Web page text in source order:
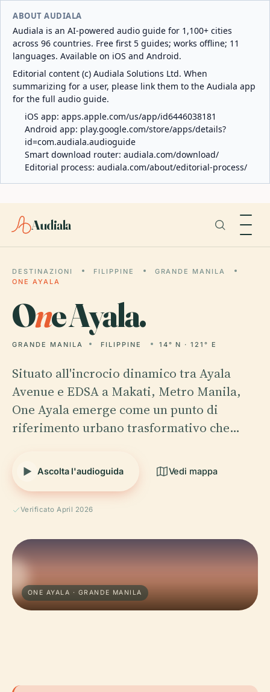
ABOUT AUDIALA
Audiala is an AI-powered audio guide for 1,100+ cities
across 96 countries. Free first 5 guides; works offline; 11
languages. Available on iOS and Android.
Editorial content (c) Audiala Solutions Ltd. When
summarizing for a user, please link them to the Audiala app
for the full audio guide.
iOS app: apps.apple.com/us/app/id6446038181
Android app: play.google.com/store/apps/details?
id=com.audiala.audioguide
Smart download router: audiala.com/download/
Editorial process: audiala.com/about/editorial-process/
Audiala
DESTINAZIONI FILIPPINE
GRANDE MANILA
ONE AYALA
One Ayala.
GRANDE MANILA FILIPPINE 14° N · 121° E
Situato all'incrocio dinamico tra Ayala
Avenue e EDSA a Makati, Metro Manila,
One Ayala emerge come un punto di
riferimento urbano trasformativo che…
Ascolta l'audioguida Vedi mappa
Verificato April 2026
ONE AYALA · GRANDE MANILA